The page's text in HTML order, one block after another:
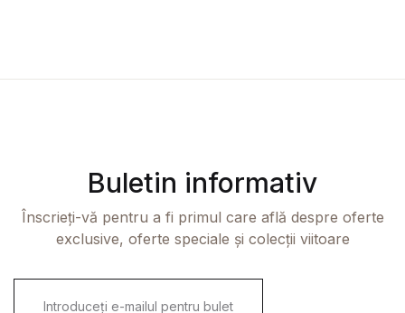
Buletin informativ
Înscrieți-vă pentru a fi primul care află despre oferte
exclusive, oferte speciale și colecții viitoare